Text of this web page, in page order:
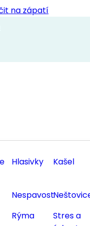
na zápatí
Hlasivky Kašel
Nespavost
Rýma
Stres a